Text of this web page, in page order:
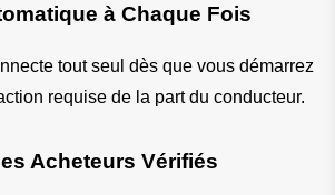
à Chaque Fois
tout seul dès que vous démarrez
requise de la part du conducteur.
Acheteurs Vérifiés